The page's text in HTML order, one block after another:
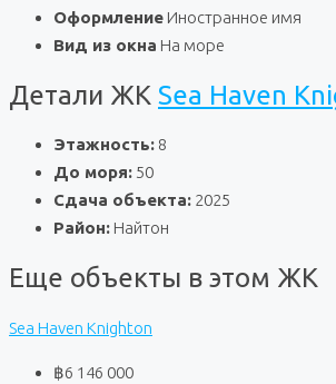
Оформление Иностранное имя
Вид из окна На море
Детали ЖК Sea Haven
Этажность: 8
До моря: 50
Сдача объекта: 2025
Район: Найтон
Еще объекты в этом ЖК
Sea Haven Knighton
฿6 146 000